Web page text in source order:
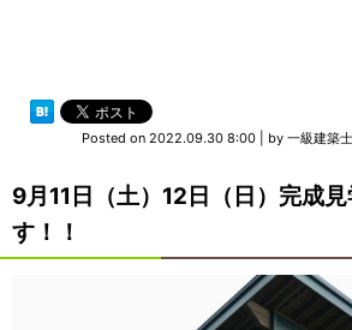
Posted on 2022.09.30 8:00 by 一級建築
9月11日（土）12日（日）完成
す！！